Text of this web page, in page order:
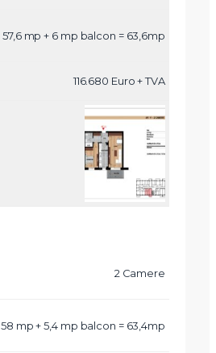
57,6 mp + 6 mp balcon = 63,6mp
116.680 Euro + TVA
2 Camere
58 mp + 5,4 mp balcon = 63,4mp